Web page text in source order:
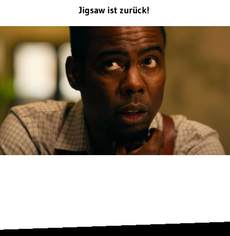
Jigsaw ist zurück!